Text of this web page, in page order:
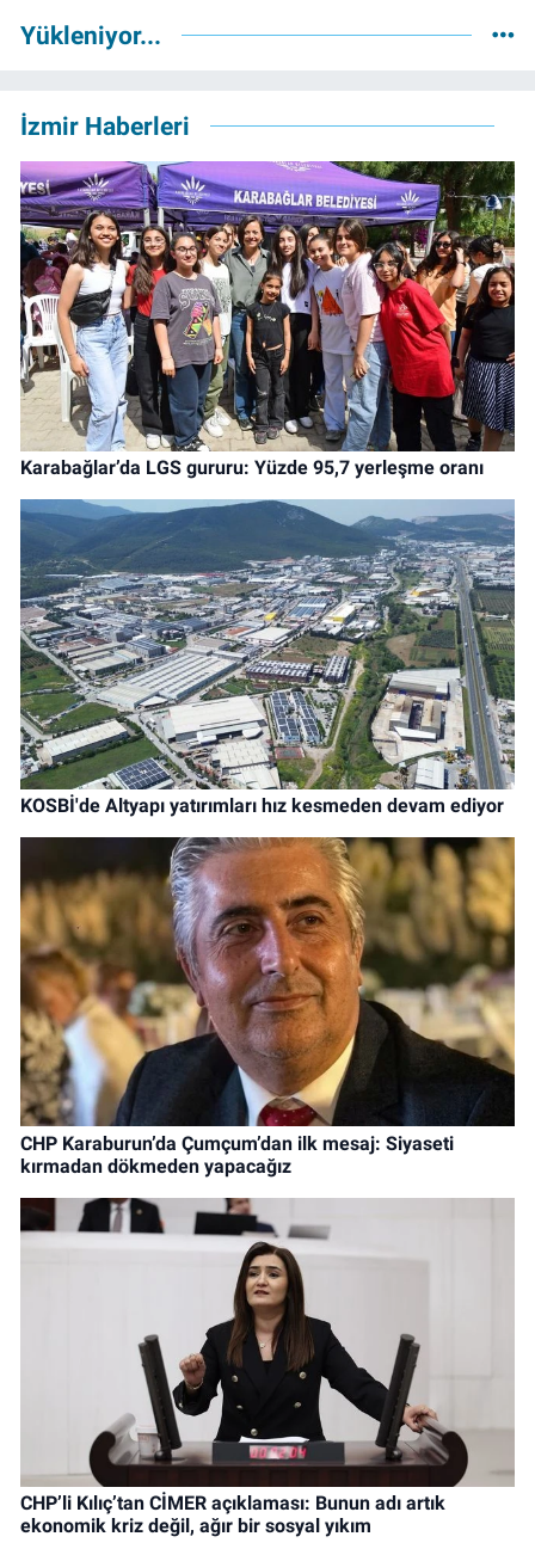
Yükleniyor...
İzmir Haberleri
Karabağlar’da LGS gururu: Yüzde 95,7 yerleşme oranı
KOSBİ'de Altyapı yatırımları hız kesmeden devam ediyor
CHP Karaburun’da Çumçum’dan ilk mesaj: Siyaseti
kırmadan dökmeden yapacağız
CHP’li Kılıç’tan CİMER açıklaması: Bunun adı artık
ekonomik kriz değil, ağır bir sosyal yıkım